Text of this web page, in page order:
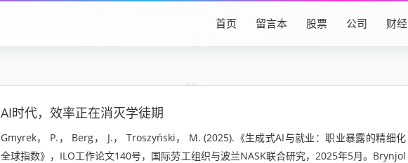
首页 留言本 股票 公司 财经
AI时代，效率正在消灭学徒期
Gmyrek， P.， Berg， J.， Troszyński， M. (2025).《生成式AI与就业：职业暴露的精细化
全球指数》，ILO工作论文140号，国际劳工组织与波兰NASK联合研究，2025年5月。Brynjol